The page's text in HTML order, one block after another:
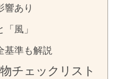
響あり
風」
基準も解説
チェックリスト